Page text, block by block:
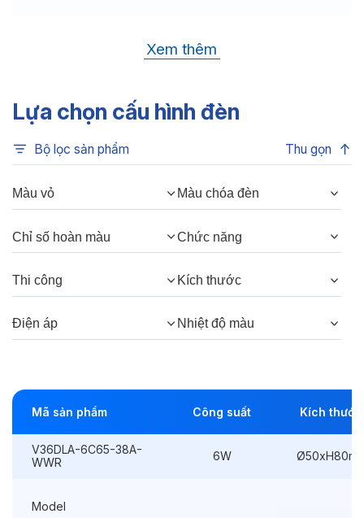
OSRAM(GERMANY)
Nhiệt độ màu:6500K, 4000K, 3500K,
3000K, 3CCT
Chỉ số hoàn màu:
Quang thông:
480lm(C), 480lm(N),
Góc chiếu:38°, 24°
Thông số Điện & Lắp đặt
Điều hướng:
Có chỉnh hướng
Kích thướcØ50xH80mm
Xem thêm
Lựa chọn cấu hình đèn
Bộ lọc sản phẩm Thu gọn
Màu vỏ Màu chóa đèn
Chỉ số hoàn màu Chức năng
Thi công Kích thước
Điện áp Nhiệt độ màu
Mã sản phẩm Công suất Kích thước
V36DLA-6C65-38A-
WWR
6W
Model